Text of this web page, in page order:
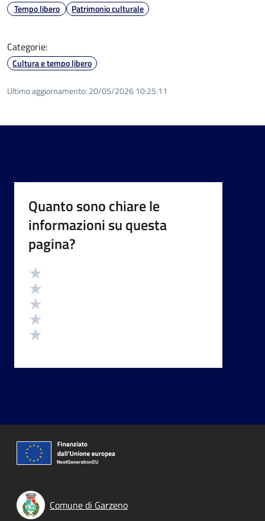
Tempo libero Patrimonio culturale
Categorie:
Cultura e tempo libero
Ultimo aggiornamento: 20/05/2026 10:25.11
Quanto sono chiare le
informazioni su questa
pagina?
Valutazione
Comune di Garzeno